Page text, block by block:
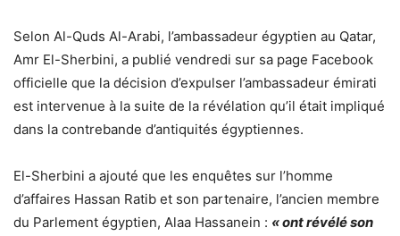
Selon Al-Quds Al-Arabi, l’ambassadeur égyptien au Qatar,
Amr El-Sherbini, a publié vendredi sur sa page Facebook
officielle que la décision d’expulser l’ambassadeur émirati
est intervenue à la suite de la révélation qu’il était impliqué
dans la contrebande d’antiquités égyptiennes.
El-Sherbini a ajouté que les enquêtes sur l’homme
d’affaires Hassan Ratib et son partenaire, l’ancien membre
du Parlement égyptien, Alaa Hassanein : « ont révélé son